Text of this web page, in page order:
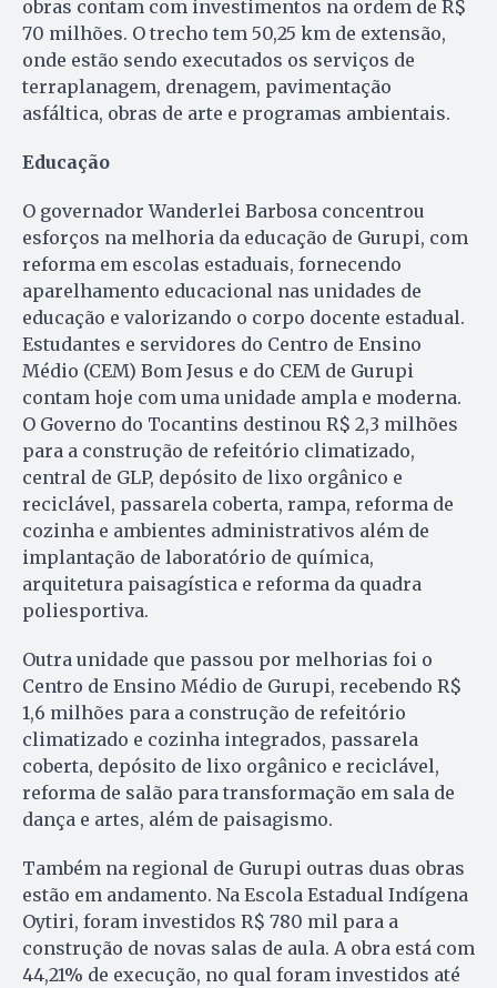
obras contam com investimentos na ordem de R$
70 milhões. O trecho tem 50,25 km de extensão,
onde estão sendo executados os serviços de
terraplanagem, drenagem, pavimentação
asfáltica, obras de arte e programas ambientais.
Educação
O governador Wanderlei Barbosa concentrou
esforços na melhoria da educação de Gurupi, com
reforma em escolas estaduais, fornecendo
aparelhamento educacional nas unidades de
educação e valorizando o corpo docente estadual.
Estudantes e servidores do Centro de Ensino
Médio (CEM) Bom Jesus e do CEM de Gurupi
contam hoje com uma unidade ampla e moderna.
O Governo do Tocantins destinou R$ 2,3 milhões
para a construção de refeitório climatizado,
central de GLP, depósito de lixo orgânico e
reciclável, passarela coberta, rampa, reforma de
cozinha e ambientes administrativos além de
implantação de laboratório de química,
arquitetura paisagística e reforma da quadra
poliesportiva.
Outra unidade que passou por melhorias foi o
Centro de Ensino Médio de Gurupi, recebendo R$
1,6 milhões para a construção de refeitório
climatizado e cozinha integrados, passarela
coberta, depósito de lixo orgânico e reciclável,
reforma de salão para transformação em sala de
dança e artes, além de paisagismo.
Também na regional de Gurupi outras duas obras
estão em andamento. Na Escola Estadual Indígena
Oytiri, foram investidos R$ 780 mil para a
construção de novas salas de aula. A obra está com
44,21% de execução, no qual foram investidos até